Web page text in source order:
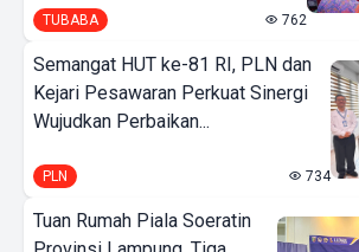
TUBABA 762
Semangat HUT ke-81 RI, PLN dan
Kejari Pesawaran Perkuat Sinergi
Wujudkan Perbaikan...
PLN 734
Tuan Rumah Piala Soeratin